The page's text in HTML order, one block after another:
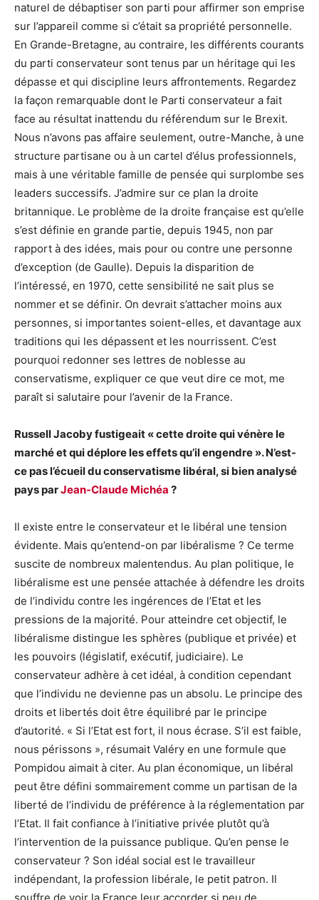
naturel de débaptiser son parti pour affirmer son emprise
sur l’appareil comme si c’était sa propriété personnelle.
En Grande-Bretagne, au contraire, les différents courants
du parti conservateur sont tenus par un héritage qui les
dépasse et qui discipline leurs affrontements. Regardez
la façon remarquable dont le Parti conservateur a fait
face au résultat inattendu du référendum sur le Brexit.
Nous n’avons pas affaire seulement, outre-Manche, à une
structure partisane ou à un cartel d’élus professionnels,
mais à une véritable famille de pensée qui surplombe ses
leaders successifs. J’admire sur ce plan la droite
britannique. Le problème de la droite française est qu’elle
s’est définie en grande partie, depuis 1945, non par
rapport à des idées, mais pour ou contre une personne
d’exception (de Gaulle). Depuis la disparition de
l’intéressé, en 1970, cette sensibilité ne sait plus se
nommer et se définir. On devrait s’attacher moins aux
personnes, si importantes soient-elles, et davantage aux
traditions qui les dépassent et les nourrissent. C’est
pourquoi redonner ses lettres de noblesse au
conservatisme, expliquer ce que veut dire ce mot, me
paraît si salutaire pour l’avenir de la France.
Russell Jacoby fustigeait « cette droite qui vénère le
marché et qui déplore les effets qu’il engendre ». N’est-
ce pas l’écueil du conservatisme libéral, si bien analysé
pays parJean-Claude Michéa ?
Il existe entre le conservateur et le libéral une tension
évidente. Mais qu’entend-on par libéralisme ? Ce terme
suscite de nombreux malentendus. Au plan politique, le
libéralisme est une pensée attachée à défendre les droits
de l’individu contre les ingérences de l’Etat et les
pressions de la majorité. Pour atteindre cet objectif, le
libéralisme distingue les sphères (publique et privée) et
les pouvoirs (législatif, exécutif, judiciaire). Le
conservateur adhère à cet idéal, à condition cependant
que l’individu ne devienne pas un absolu. Le principe des
droits et libertés doit être équilibré par le principe
d’autorité. « Si l’Etat est fort, il nous écrase. S’il est faible,
nous périssons », résumait Valéry en une formule que
Pompidou aimait à citer. Au plan économique, un libéral
peut être défini sommairement comme un partisan de la
liberté de l’individu de préférence à la réglementation par
l’Etat. Il fait confiance à l’initiative privée plutôt qu’à
l’intervention de la puissance publique. Qu’en pense le
conservateur ? Son idéal social est le travailleur
indépendant, la profession libérale, le petit patron. Il